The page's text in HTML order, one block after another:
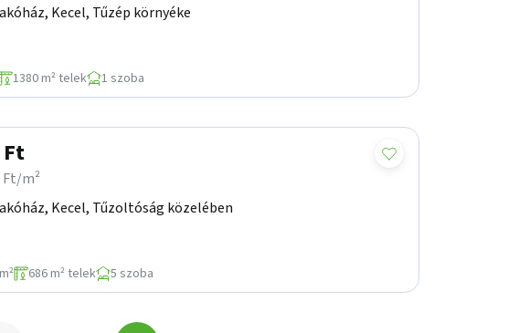
Kecel, Tűzép környéke
1380 m² telek 1 szoba
Ft
Ft/m²
Kecel, Tűzoltóság közelében
686 m² telek 5 szoba